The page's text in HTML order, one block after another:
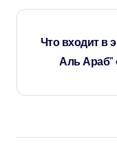
Да, посетители
спортивная
Что входит в
Аль Араб"